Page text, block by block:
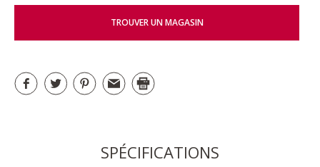
TROUVER UN MAGASIN
SPÉCIFICATIONS